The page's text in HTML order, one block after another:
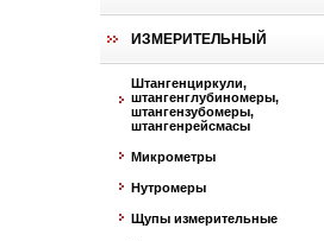
ИЗМЕРИТЕЛЬНЫЙ
Штангенциркули,
штангенглубиномеры,
штангензубомеры,
штангенрейсмасы
Микрометры
Нутромеры
Щупы измерительные